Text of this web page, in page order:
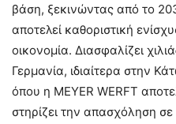
βάση, ξεκινώντας από το
αποτελεί καθοριστική
οικονομία. Διασφαλίζει
Γερμανία, ιδιαίτερα στην
όπου η MEYER WERFT
στηρίζει την απασχόληση